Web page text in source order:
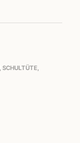
SCHULTÜTE